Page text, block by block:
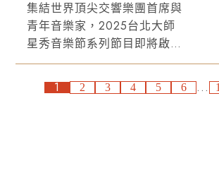
奏家參與。
月1日已圓滿落幕的星秀室內
樂音樂會、8月7日於國家音
樂廳的巨星音樂會，以全體師
（Fabio Luisi）的帶領下，於
節目即將啟售！
集結世界頂尖交響樂團首席與
青年音樂家，2025台北大師
星秀音樂節系列節目即將啟
售！ 2025台北大師星秀音樂
節全系列票券將於5/20啟
售！ 2025台北大師星秀音樂
1 2 3 4 5 6 ...